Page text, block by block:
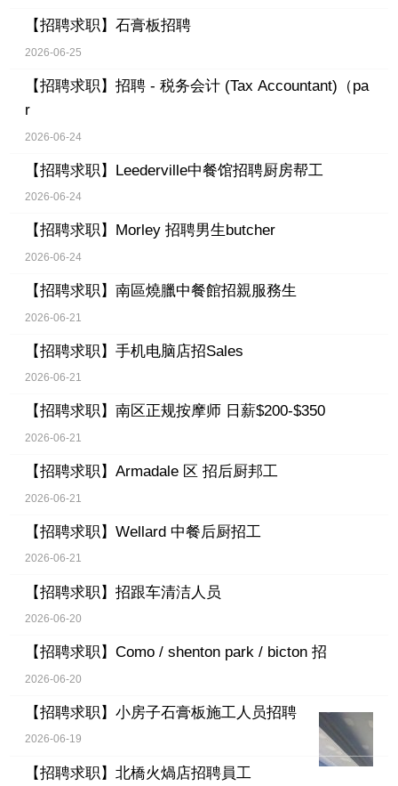
【招聘求职】 石膏板招聘
2026-06-25
【招聘求职】 招聘 - 税务会计 (Tax Accountant)（pa
r
2026-06-24
【招聘求职】 Leederville中餐馆招聘厨房帮工
2026-06-24
【招聘求职】 Morley 招聘男生butcher
2026-06-24
【招聘求职】 南區燒臘中餐館招親服務生
2026-06-21
【招聘求职】 手机电脑店招Sales
2026-06-21
【招聘求职】 南区正规按摩师 日薪$200-$350
2026-06-21
【招聘求职】 Armadale 区 招后厨邦工
2026-06-21
【招聘求职】 Wellard 中餐后厨招工
2026-06-21
【招聘求职】 招跟车清洁人员
2026-06-20
【招聘求职】 Como / shenton park / bicton 招
2026-06-20
【招聘求职】 小房子石膏板施工人员招聘
2026-06-19
【招聘求职】 北橋火煱店招聘員工